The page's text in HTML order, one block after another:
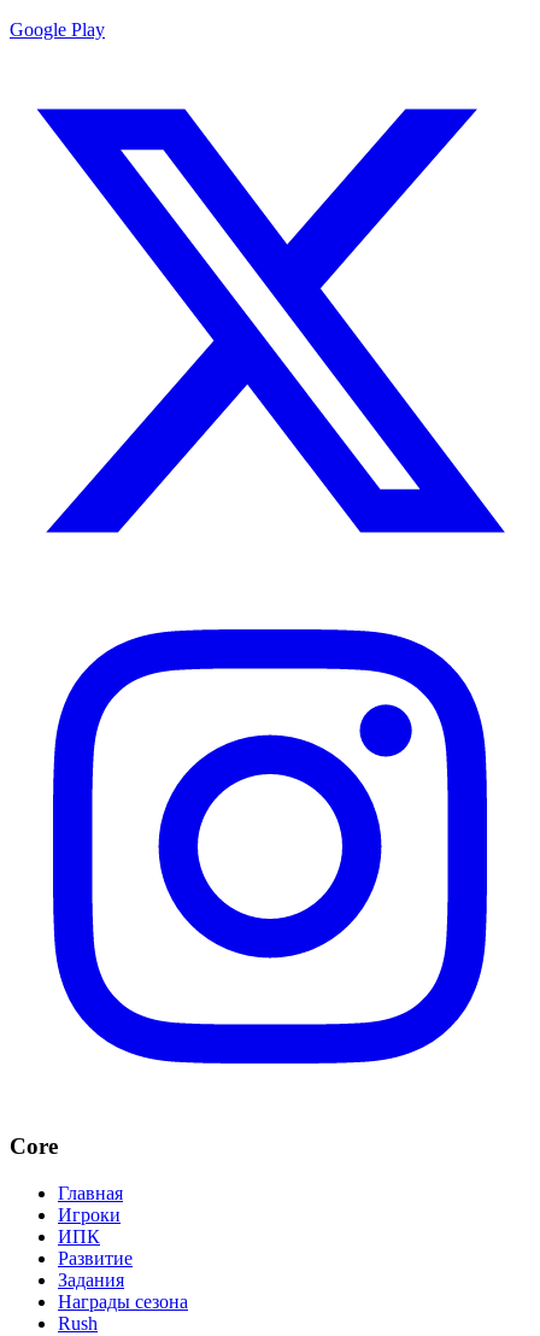
Google Play
Core
Главная
Игроки
ИПК
Развитие
Задания
Награды сезона
Rush